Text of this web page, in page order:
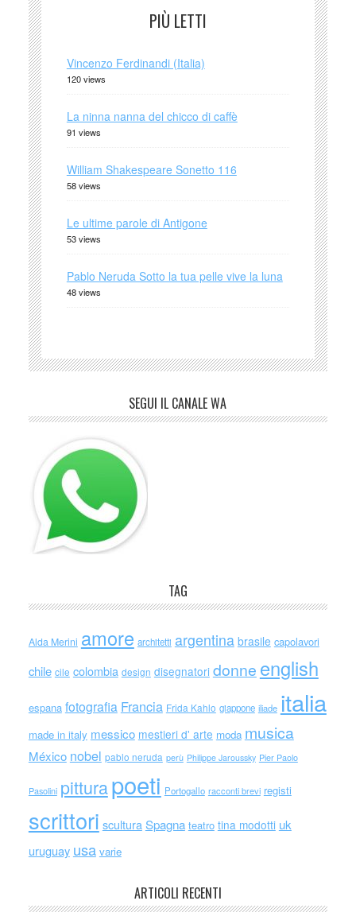
PIÙ LETTI
Vincenzo Ferdinandi (Italia)
120 views
La ninna nanna del chicco di caffè
91 views
William Shakespeare Sonetto 116
58 views
Le ultime parole di Antigone
53 views
Pablo Neruda Sotto la tua pelle vive la luna
48 views
SEGUI IL CANALE WA
TAG
Alda Merini amore architetti argentina brasile capolavori
chile cile colombia design disegnatori donne english
espana fotografia Francia Frida Kahlo giappone iliade italia
made in italy messico mestieri d' arte moda musica
México nobel pablo neruda perù Philippe Jaroussky Pier Paolo
Pasolini pitturapoeti Portogallo racconti brevi registi
scrittori scultura Spagna teatro tina modotti uk
uruguay usa varie
ARTICOLI RECENTI